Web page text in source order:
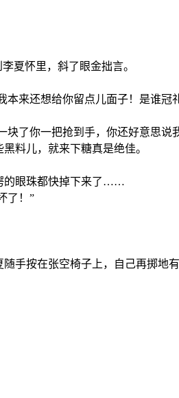
夏怀里，斜了眼金拙言。
来还想给你留点儿面子！是谁冠
块了你一把抢到手，你还好意思说
料儿，就来下糖真是绝佳。
的眼珠都快掉下来了……
了！”
手按在张空椅子上，自己再掷地有